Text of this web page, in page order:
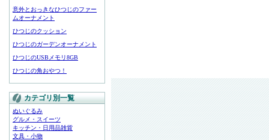
意外とおっきなひつじのファー
ムオーナメント
ひつじのクッション
ひつじのガーデンオーナメント
ひつじのUSBメモリ8GB
ひつじの角おやつ！
カテゴリ別一覧
ぬいぐるみ
グルメ・スイーツ
キッチン・日用品雑貨
文具・小物